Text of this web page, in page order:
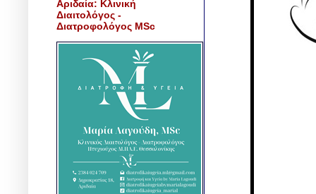
Αριδαία: Κλινική
Διαιτολόγος -
Διατροφολόγος MSc